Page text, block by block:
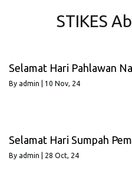
STIKES
Selamat Hari Pahlawan
By admin 10 Nov, 24
Selamat Hari Sumpah
By admin 28 Oct, 24